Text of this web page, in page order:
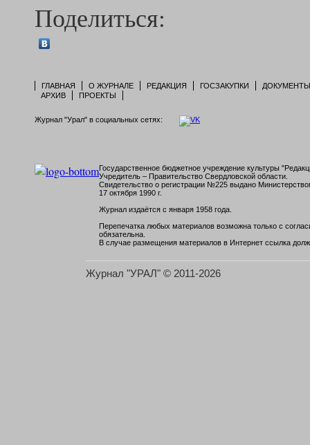
Поделиться:
ГЛАВНАЯ О ЖУРНАЛЕ РЕДАКЦИЯ ГОСЗАКУПКИ
ДОКУМЕНТЫ
АРХИВ
ПРОЕКТЫ
Журнал "Урал" в социальных сетях:
Государственное бюджетное учреждение культуры
Учредитель – Правительство Свердловской области.
Свидетельство о регистрации №225 выдано
17 октября 1990 г.
Журнал издаётся с января 1958 года.
Перепечатка любых материалов возможна только с
обязательна.
В случае размещения материалов в Интернет ссылка
Журнал "УРАЛ" © 2011-2026